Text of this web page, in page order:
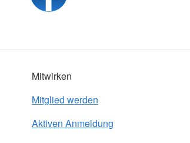
Mitwirken
Mitglied werden
Aktiven Anmeldung